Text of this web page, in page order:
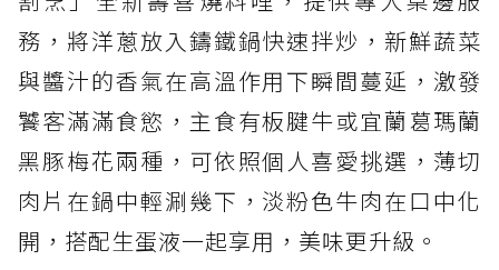
務，將洋蔥放入鑄鐵鍋快速拌炒，新鮮蔬菜
與醬汁的香氣在高溫作用下瞬間蔓延，激發
饕客滿滿食慾，主食有板腱牛或宜蘭葛瑪蘭
黑豚梅花兩種，可依照個人喜愛挑選，薄切
肉片在鍋中輕涮幾下，淡粉色牛肉在口中化
開，搭配生蛋液一起享用，美味更升級。